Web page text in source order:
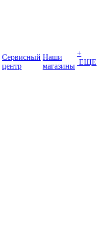
Сервисный
центр
Наши
магазины
+
ЕЩЕ